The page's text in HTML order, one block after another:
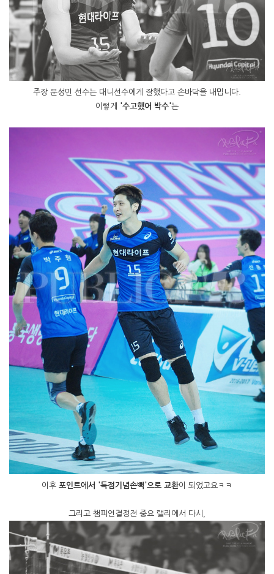
주장 문성민 선수는 대니선수에게 잘했다고 손바닥을 내밉니다.
이렇게 '수고했어 박수'는
이후 포인트에서 '득점기념손뼉'으로 교환이 되었고요ㅋㅋ
그리고 챔피언결정전 중요 랠리에서 다시,